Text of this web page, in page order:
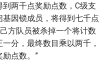
两千点奖励点数，C级支
因锁成员，将得到七千点
方队员被杀掉一个将计数
分，最终数目乘以两千，
点数。”